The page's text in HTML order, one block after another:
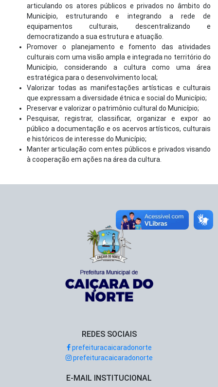
articulando os atores públicos e privados no âmbito do
Município, estruturando e integrando a rede de
equipamentos culturais, descentralizando e
democratizando a sua estrutura e atuação.
Promover o planejamento e fomento das atividades
culturais com uma visão ampla e integrada no território do
Município, considerando a cultura como uma área
estratégica para o desenvolvimento local;
Valorizar todas as manifestações artísticas e culturais
que expressam a diversidade étnica e social do Município;
Preservar e valorizar o patrimônio cultural do Município;
Pesquisar, registrar, classificar, organizar e expor ao
público a documentação e os acervos artísticos, culturais
e históricos de interesse do Município;
Manter articulação com entes públicos e privados visando
à cooperação em ações na área da cultura.
REDES SOCIAIS
prefeituracaicaradonorte
prefeituracaicaradonorte
E-MAIL INSTITUCIONAL